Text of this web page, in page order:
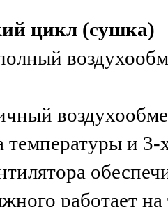
цикл (сушка)
температуры и
работает